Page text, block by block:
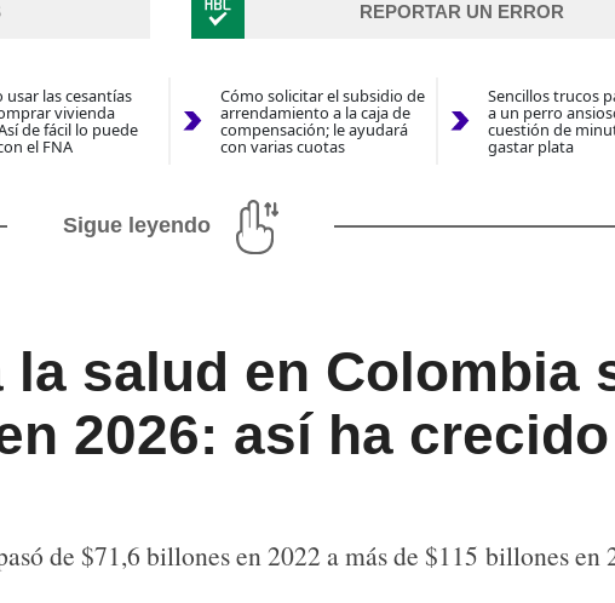
REPORTAR UN ERROR
usar las cesantías
vivienda
de fácil lo puede
el FNA
Cómo solicitar el subsidio de
arrendamiento a la caja de
compensación; le ayudará
con varias cuotas
Sencillos trucos
a un perro
cuestión de
gastar plata
Sigue leyendo
salud en Colombia
2026: así ha
de $71,6 billones en 2022 a más de $115 billones en